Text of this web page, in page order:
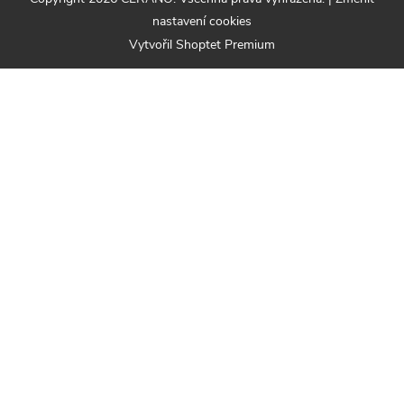
Vytvořil Shoptet Premium
nastavení cookies